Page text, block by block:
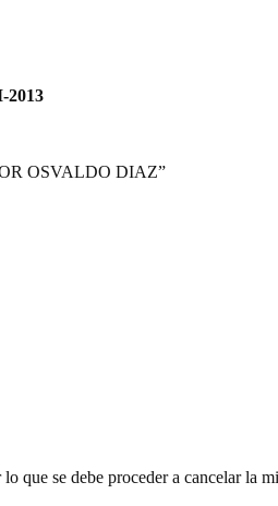
2013
OSVALDO DIAZ”
lo que se debe proceder a cancelar la